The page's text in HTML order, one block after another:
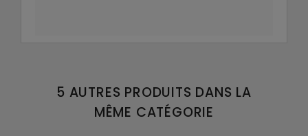
5 AUTRES PRODUITS DANS LA
MÊME CATÉGORIE